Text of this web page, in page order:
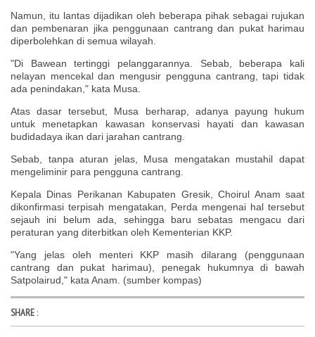
Namun, itu lantas dijadikan oleh beberapa pihak sebagai rujukan
dan pembenaran jika penggunaan cantrang dan pukat harimau
diperbolehkan di semua wilayah.
"Di Bawean tertinggi pelanggarannya. Sebab, beberapa kali
nelayan mencekal dan mengusir pengguna cantrang, tapi tidak
ada penindakan," kata Musa.
Atas dasar tersebut, Musa berharap, adanya payung hukum
untuk menetapkan kawasan konservasi hayati dan kawasan
budidadaya ikan dari jarahan cantrang.
Sebab, tanpa aturan jelas, Musa mengatakan mustahil dapat
mengeliminir para pengguna cantrang.
Kepala Dinas Perikanan Kabupaten Gresik, Choirul Anam saat
dikonfirmasi terpisah mengatakan, Perda mengenai hal tersebut
sejauh ini belum ada, sehingga baru sebatas mengacu dari
peraturan yang diterbitkan oleh Kementerian KKP.
"Yang jelas oleh menteri KKP masih dilarang (penggunaan
cantrang dan pukat harimau), penegak hukumnya di bawah
Satpolairud," kata Anam. (sumber kompas)
SHARE :